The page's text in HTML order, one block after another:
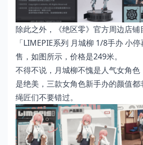
除此之外，《绝区零》官方周边店铺
「LIMEPIE系列 月城柳 1/8手办 小
售，如图所示，价格是249米。
不得不说，月城柳不愧是人气女角色
是绝美，三款女角色新手办的颜值
绳匠们不要错过。